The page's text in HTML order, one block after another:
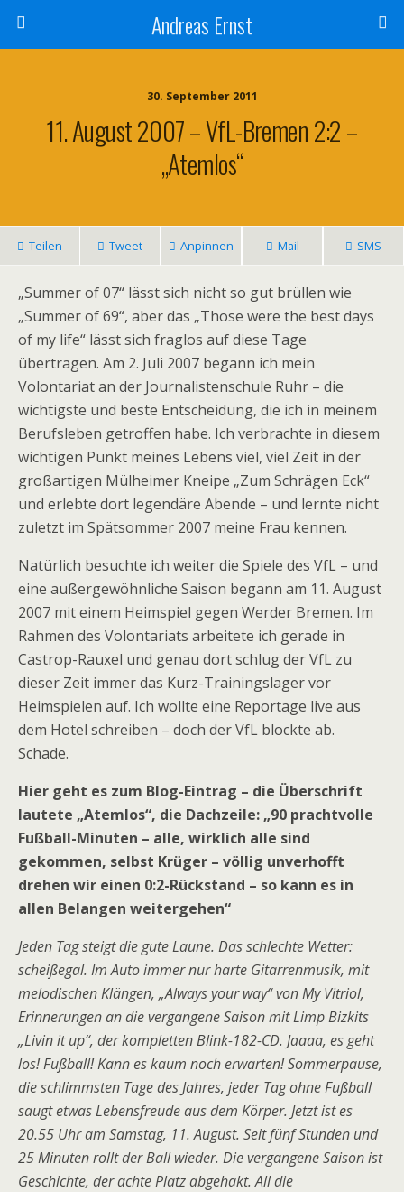
Andreas Ernst
30. September 2011
11. August 2007 – VfL-Bremen 2:2 –
„Atemlos“
Teilen Tweet Anpinnen Mail SMS
„Summer of 07“ lässt sich nicht so gut brüllen wie
„Summer of 69“, aber das „Those were the best days
of my life“ lässt sich fraglos auf diese Tage
übertragen. Am 2. Juli 2007 begann ich mein
Volontariat an der Journalistenschule Ruhr – die
wichtigste und beste Entscheidung, die ich in meinem
Berufsleben getroffen habe. Ich verbrachte in diesem
wichtigen Punkt meines Lebens viel, viel Zeit in der
großartigen Mülheimer Kneipe „Zum Schrägen Eck“
und erlebte dort legendäre Abende – und lernte nicht
zuletzt im Spätsommer 2007 meine Frau kennen.
Natürlich besuchte ich weiter die Spiele des VfL – und
eine außergewöhnliche Saison begann am 11. August
2007 mit einem Heimspiel gegen Werder Bremen. Im
Rahmen des Volontariats arbeitete ich gerade in
Castrop-Rauxel und genau dort schlug der VfL zu
dieser Zeit immer das Kurz-Trainingslager vor
Heimspielen auf. Ich wollte eine Reportage live aus
dem Hotel schreiben – doch der VfL blockte ab.
Schade.
Hier geht es zum Blog-Eintrag – die Überschrift
lautete „Atemlos“, die Dachzeile: „90 prachtvolle
Fußball-Minuten – alle, wirklich alle sind
gekommen, selbst Krüger – völlig unverhofft
drehen wir einen 0:2-Rückstand – so kann es in
allen Belangen weitergehen“
Jeden Tag steigt die gute Laune. Das schlechte Wetter:
scheißegal. Im Auto immer nur harte Gitarrenmusik, mit
melodischen Klängen, „Always your way“ von My Vitriol,
Erinnerungen an die vergangene Saison mit Limp Bizkits
„Livin it up“, der kompletten Blink-182-CD. Jaaaa, es geht
los! Fußball! Kann es kaum noch erwarten! Sommerpause,
die schlimmsten Tage des Jahres, jeder Tag ohne Fußball
saugt etwas Lebensfreude aus dem Körper. Jetzt ist es
20.55 Uhr am Samstag, 11. August. Seit fünf Stunden und
25 Minuten rollt der Ball wieder. Die vergangene Saison ist
Geschichte, der achte Platz abgehakt. All die